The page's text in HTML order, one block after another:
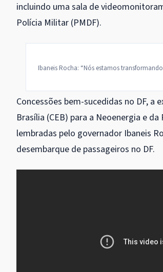
incluindo uma sala de
Polícia Militar (PMDF).
Ibaneis Rocha: “Nós estamos
Concessões bem-sucedidas no DF,
Brasília (CEB) para a Neoenergia e
lembradas pelo governador Ibaneis
desembarque de passageiros no DF.